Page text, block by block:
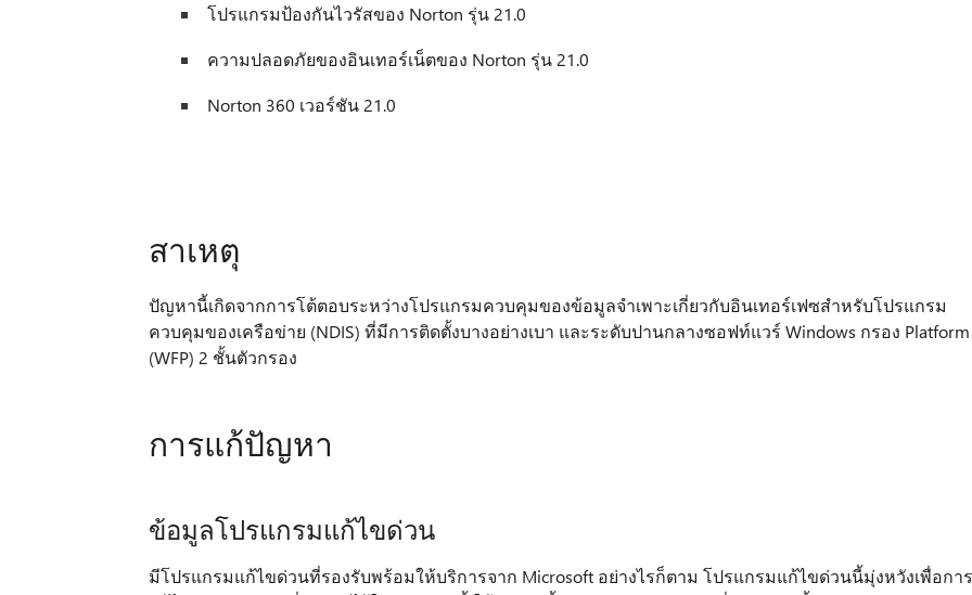
โปรแกรมป้องกันไวรัสของ Norton รุ่น 21.0
ความปลอดภัยของอินเทอร์เน็ตของ Norton รุ่น 21.0
Norton 360 เวอร์ชัน 21.0
สาเหตุ
ปัญหานี้เกิดจากการโต้ตอบระหว่างโปรแกรมควบคุมของข้อมูลจำเพาะเกี่ยวกับอินเทอร์เฟซสำหรับโปรแกรม
ควบคุมของเครือข่าย (NDIS) ที่มีการติดตั้งบางอย่างเบา และระดับปานกลางซอฟท์แวร์ Windows กรอง Platform
(WFP) 2 ชั้นตัวกรอง
การแก้ปัญหา
ข้อมูลโปรแกรมแก้ไขด่วน
มีโปรแกรมแก้ไขด่วนที่รองรับพร้อมให้บริการจาก Microsoft อย่างไรก็ตาม โปรแกรมแก้ไขด่วนนี้มุ่งหวังเพื่อการ